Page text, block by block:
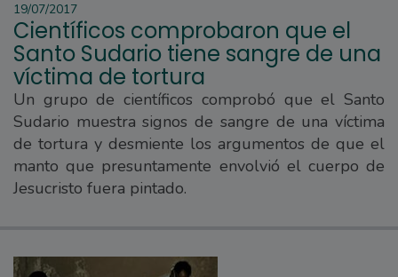
19/07/2017
Científicos comprobaron que el
Santo Sudario tiene sangre de una
víctima de tortura
Un grupo de científicos comprobó que el Santo
Sudario muestra signos de sangre de una víctima
de tortura y desmiente los argumentos de que el
manto que presuntamente envolvió el cuerpo de
Jesucristo fuera pintado.